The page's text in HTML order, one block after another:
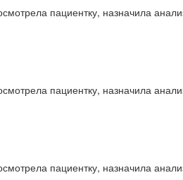
пациентку, назначила
пациентку, назначила
пациентку, назначила